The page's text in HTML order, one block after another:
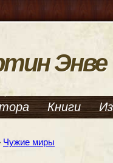
Энве
Книги
Чужие миры